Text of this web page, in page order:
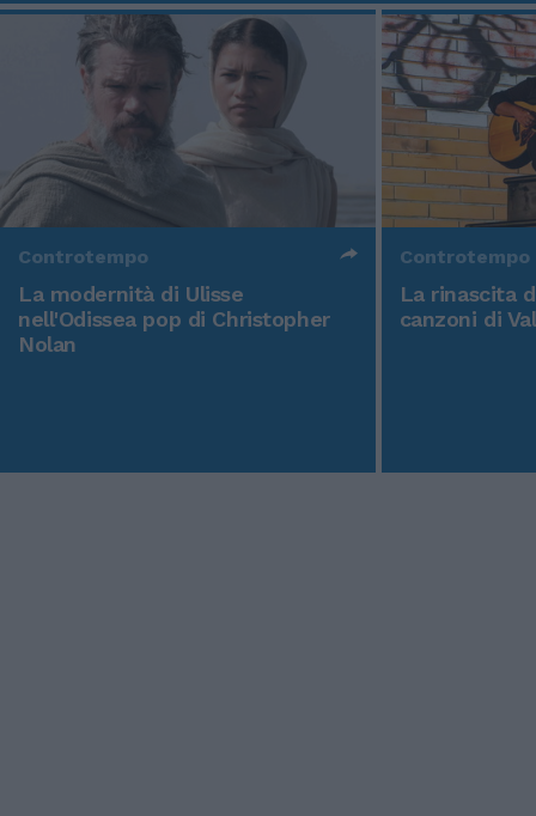
Controtempo
La modernità di Ulisse
nell'Odissea pop di Christopher
Nolan
Controtempo
La rinascita
canzoni di